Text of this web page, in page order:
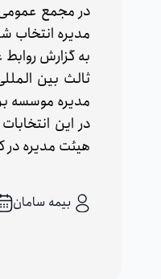
در مجمع
مدیره انتخاب
به گزارش
ثالث بین
مدیره موسسه
در این
هیئت مدیره در
بیمه سامان